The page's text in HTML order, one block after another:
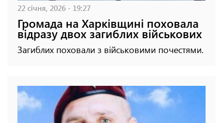
22 січня, 2026 - 19:27
Громада на Харківщині поховала
відразу двох загиблих військових
Загиблих поховали з військовими почестями.